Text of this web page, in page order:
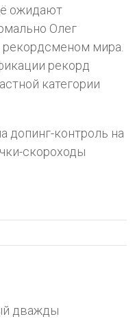
ожидают
Олег
рекордсменом мира.
рекорд
категории
допинг-контроль на
скороходы
дважды